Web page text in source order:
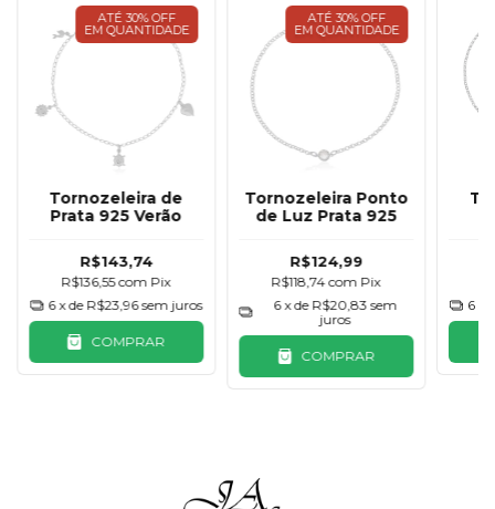
ATÉ 30% OFF
EM QUANTIDADE
Tornozeleira de
Prata 925 Verão
R$143,74
R$136,55com Pix
6 x de R$23,96 sem juros
COMPRAR
ATÉ 30% OFF
EM QUANTIDADE
Tornozeleira Ponto
de Luz Prata 925
R$124,99
R$118,74com Pix
6 x de R$20,83 sem
juros
COMPRAR
6